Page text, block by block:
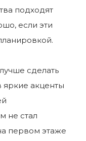
подходят
если эти
сделать
акценты
не стал
первом этаже